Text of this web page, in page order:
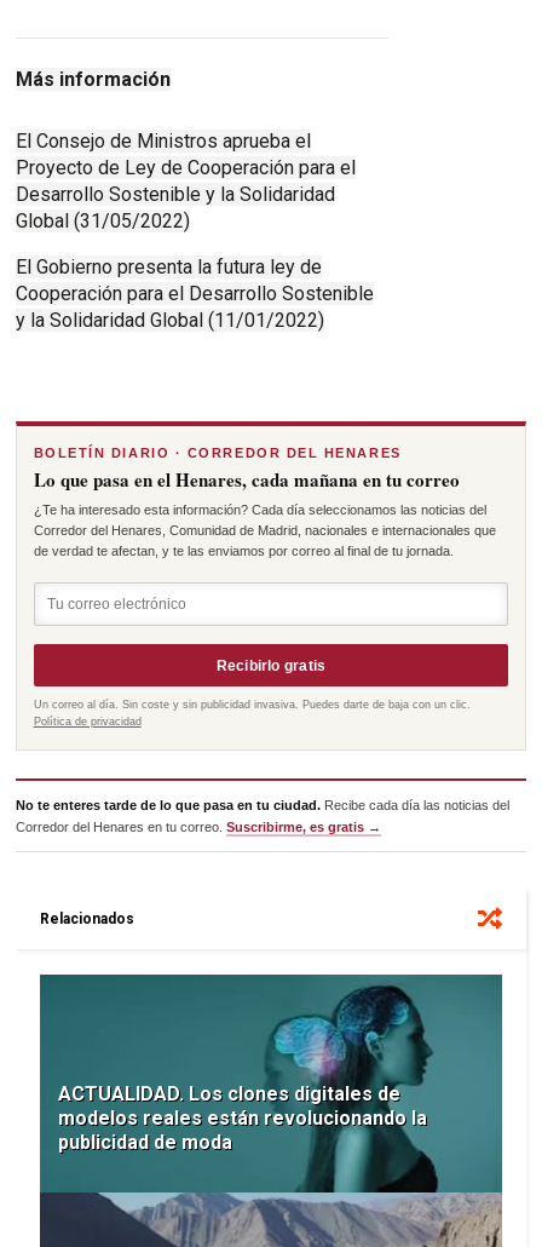
Más información
El Consejo de Ministros aprueba el
Proyecto de Ley de Cooperación para el
Desarrollo Sostenible y la Solidaridad
Global (31/05/2022)
El Gobierno presenta la futura ley de
Cooperación para el Desarrollo Sostenible
y la Solidaridad Global (11/01/2022)
BOLETÍN DIARIO · CORREDOR DEL HENARES
Lo que pasa en el Henares, cada mañana en tu correo
¿Te ha interesado esta información? Cada día seleccionamos las noticias del
Corredor del Henares, Comunidad de Madrid, nacionales e internacionales que
de verdad te afectan, y te las enviamos por correo al final de tu jornada.
Recibirlo gratis
Un correo al día. Sin coste y sin publicidad invasiva. Puedes darte de baja con un clic.
Política de privacidad
No te enteres tarde de lo que pasa en tu ciudad. Recibe cada día las noticias del
Corredor del Henares en tu correo.Suscribirme, es gratis →
Relacionados
ACTUALIDAD. Los clones digitales de
modelos reales están revolucionando la
publicidad de moda